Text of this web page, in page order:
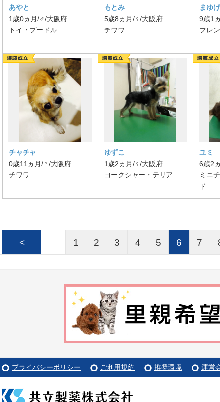
あやと
1歳0ヵ月/♂/大阪府
トイ・プードル
もとみ
5歳8ヵ月/♀/大阪府
チワワ
まゆげ
9歳1
フレ
チャチャ
0歳11ヵ月/♀/大阪府
チワワ
ゆずこ
1歳2ヵ月/♀/大阪府
ヨークシャー・テリア
ユミ
6歳2
ミニ
ド
< 1 2 3 4 5 6 7
プライバシーポリシー ご利用規約 推奨環境 運営